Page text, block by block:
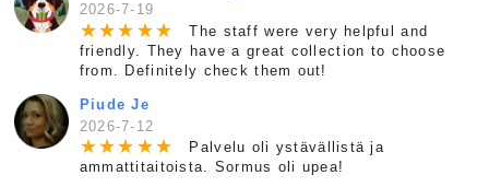
2026-7-19
★★★ ★★
The staff were very helpful and
friendly. They have a great collection to choose
from. Definitely check them out!
Piude Je
2026-7-12
★★★ ★★
Palvelu oli ystävällistä ja
ammattitaitoista. Sormus oli upea!